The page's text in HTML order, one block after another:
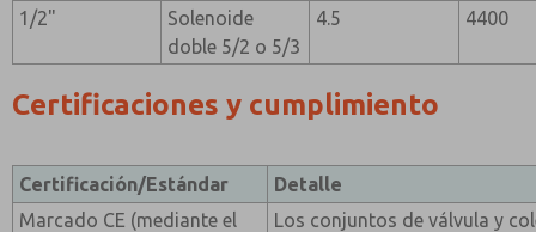
1/2"
Solenoide
doble 5/2 o 5/3
4.5 4400
Certificaciones y cumplimiento
Certificación/Estándar
Detalle
Marcado CE (mediante el
Los conjuntos de válvula y